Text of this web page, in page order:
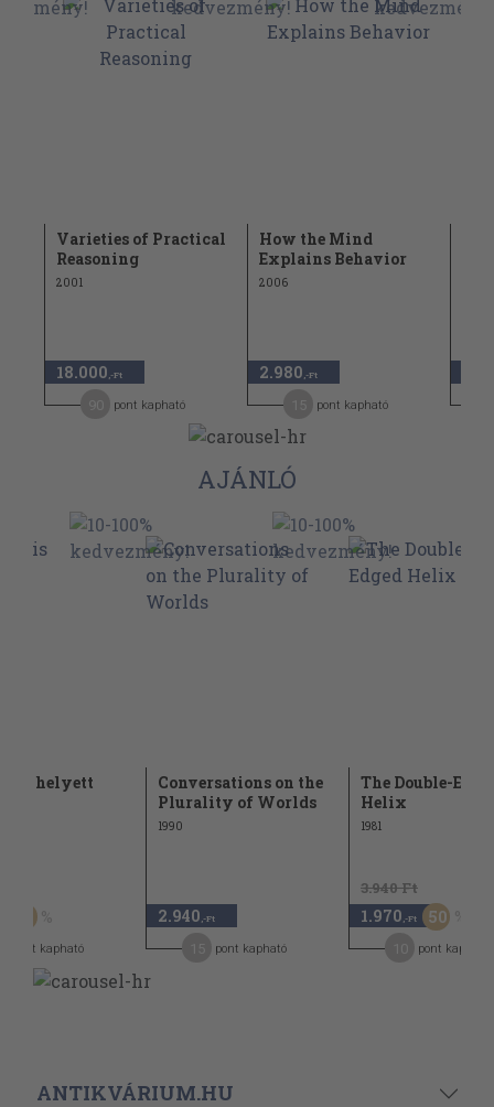
Varieties of Practical
Reasoning
2001
18.000 ,-Ft
pont kapható
How the Mind
Explains Behavior
2006
2.980 ,-Ft
pont kapható
AJÁNLÓ
helyett
pont kapható
Conversations on the
Plurality of Worlds
1990
2.940 ,-Ft
pont kapható
The Double-
Helix
1981
3.940 Ft
1.970 ,-Ft 50
pont kapható
ANTIKVÁRIUM.HU